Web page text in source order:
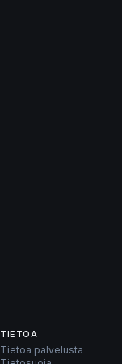
TIETOA
Tietoa palvelusta